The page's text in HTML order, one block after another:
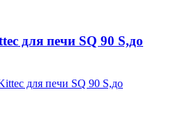
для печи SQ 90 S,до